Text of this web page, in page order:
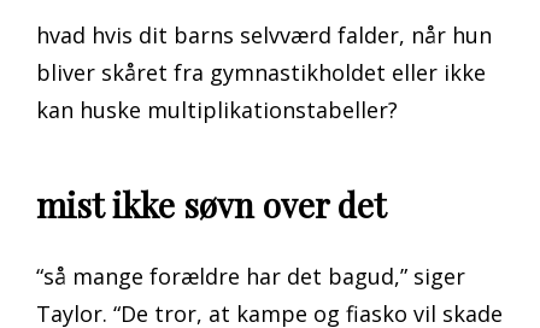
hvad hvis dit barns selvværd falder, når hun
bliver skåret fra gymnastikholdet eller ikke
kan huske multiplikationstabeller?
mist ikke søvn over det
“så mange forældre har det bagud,” siger
Taylor. “De tror, at kampe og fiasko vil skade